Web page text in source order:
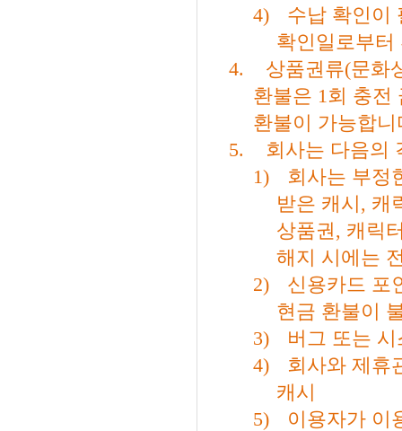
4)
수납 확인이
확인일로부터
4.
상품권류(문화
환불은 1 회 충전
환불이 가능합니
5.
회사는 다음의
1)
회사는 부정
받은 캐시 , 캐
상품권 , 캐릭
해지 시에는
2)
신용카드 포
현금 환불이
3)
버그 또는
4)
회사와 제휴
캐시
5)
이용자가 이